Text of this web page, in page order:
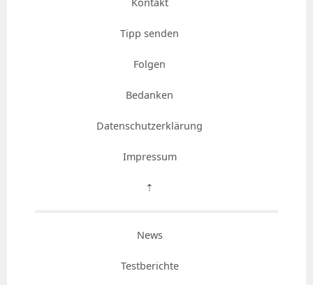
Tipp senden
Folgen
Bedanken
Datenschutzerklärung
Impressum
⇡
News
Testberichte